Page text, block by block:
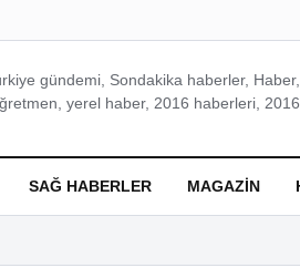
gündemi, Sondakika haberler,
yerel haber, 2016 haberleri,
SAĞ HABERLER MAGAZIN